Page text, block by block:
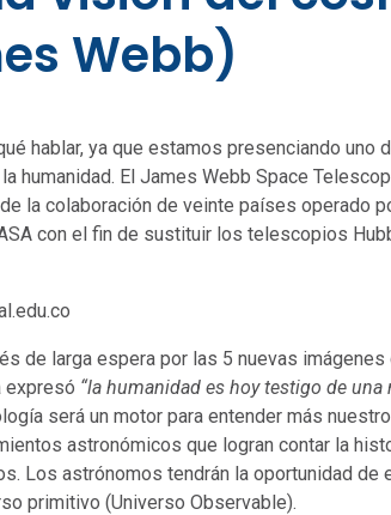
Webb)
hablar, ya que estamos presenciando uno
humanidad. El James Webb Space
la colaboración de veinte países operado
con el fin de sustituir los telescopios
de larga espera por las 5 nuevas imágenes
expresó “la humanidad es hoy testigo de una
será un motor para entender más
astronómicos que logran contar la
Los astrónomos tendrán la oportunidad de
primitivo (Universo Observable).